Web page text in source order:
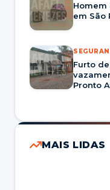
em São
Furto
Pronto
MAIS LIDAS